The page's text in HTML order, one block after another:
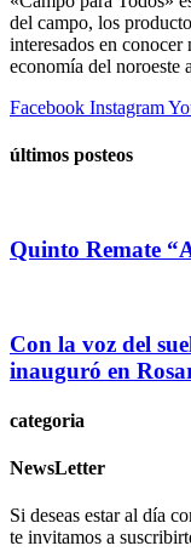
del campo, los
interesados en conocer
economía del noroeste
Facebook Instagram
últimos posteos
Quinto Remate
Con la voz del
inauguró en
categoria
NewsLetter
Si deseas estar al día
te invitamos a